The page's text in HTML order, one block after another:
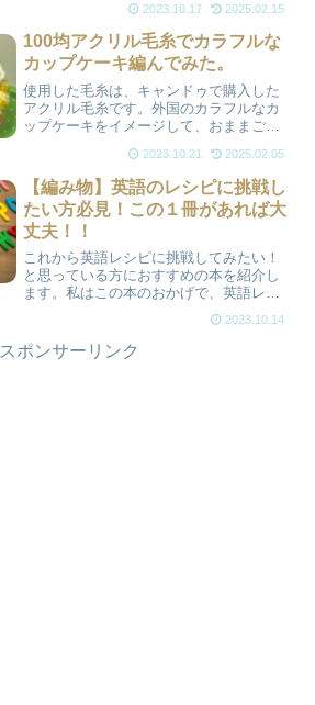
ばかりだと思います。英語レシピに挑戦
してみたい方にもオススメです！
2023.10.17 2025.02.15
100均アクリル毛糸でカラフルな
カップケーキ編んでみた。
使用した毛糸は、キャンドゥで購入した
アクリル毛糸です。外国のカラフルなカ
ップケーキをイメージして、おままごと
2023.10.21 2025.02.05
【編み物】英語のレシピに挑戦し
たい方必見！この１冊があれば大
丈夫！！
これから英語レシピに挑戦してみたい！
と思っている方におすすめの本を紹介し
ます。私はこの本のおかげで、英語レシ
2023.10.14
スポンサーリンク